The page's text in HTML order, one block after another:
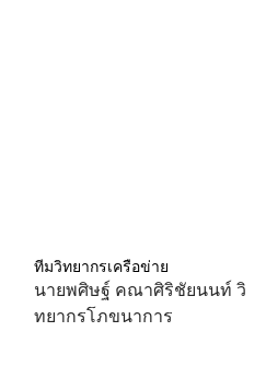
ทีมวิทยากรเครือข่าย
นายพศิษฐ์ คณาศิริชัยนนท์ วิ
ทยากรโภขนาการ